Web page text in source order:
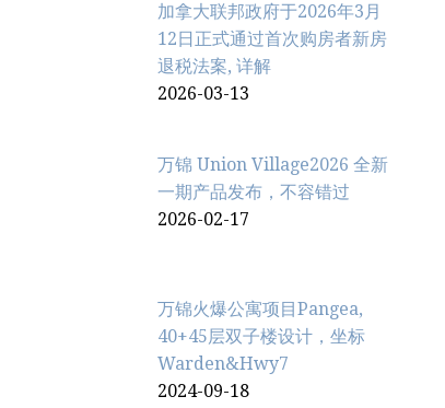
加拿大联邦政府于2026年3月
12日正式通过首次购房者新房
退税法案, 详解
2026-03-13
万锦 Union Village2026 全新
一期产品发布，不容错过
2026-02-17
万锦火爆公寓项目Pangea,
40+45层双子楼设计，坐标
Warden&Hwy7
2024-09-18